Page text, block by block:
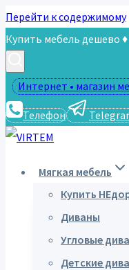
Перейти к содержимому
Купить мебель дешево
Интернет • магазин
Телефон
Мягкая мебель
Купить
Диваны
Угловые
Детские